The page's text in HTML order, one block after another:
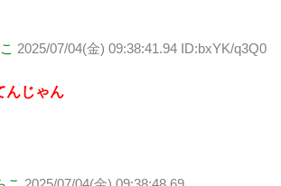
2025/07/04(金) 09:38:41.94 ID:bxYK/q3Q0
んじゃん